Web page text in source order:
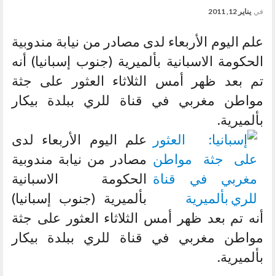
في يناير 12, 2011
علم اليوم الأربعاء لدى مصادر من نيابة مندوبية
الحكومة الاسبانية بألميرية (جنوب إسبانيا) أنه
تم بعد ظهر أمس الثلاثاء العثور على جثة
مواطن مغربي في قناة للري ببلدة بيكار
بألميرية.
علم اليوم الأربعاء لدى
مصادر من نيابة مندوبية
الحكومة الاسبانية
بألميرية (جنوب إسبانيا)
أنه تم بعد ظهر أمس الثلاثاء العثور على جثة
مواطن مغربي في قناة للري ببلدة بيكار
بألميرية.